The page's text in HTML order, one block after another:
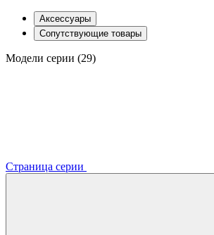
Аксессуары
Сопутствующие товары
Модели серии (29)
Страница серии